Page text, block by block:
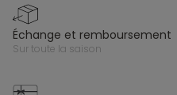
échange et remboursement
sur toute la saison